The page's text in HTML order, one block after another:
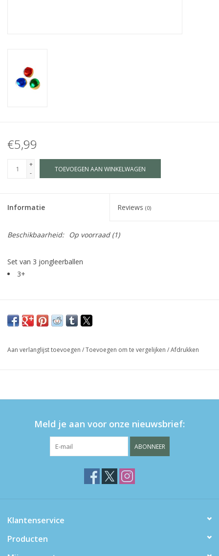
€5,99
+
-
TOEVOEGEN AAN WINKELWAGEN
Informatie Reviews (0)
Beschikbaarheid: Op voorraad(1)
Set van 3 jongleerballen
3+
Aan verlanglijst toevoegen /Toevoegen om te vergelijken /Afdrukken
Meld je aan voor onze nieuwsbrief:
ABONNEER
Klantenservice
Producten